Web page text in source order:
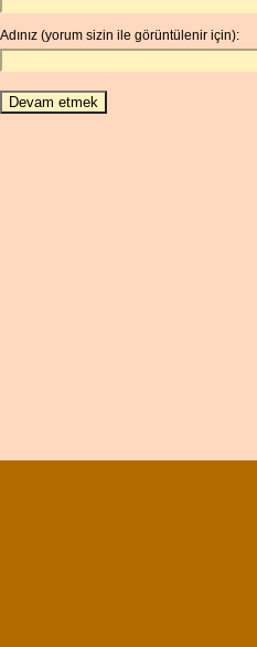
Adınız (yorum sizin ile görüntülenir için):